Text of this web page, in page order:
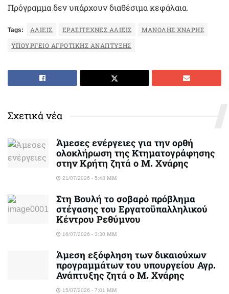
Πρόγραμμα δεν υπάρχουν διαθέσιμα κεφάλαια.
Tags: ΑΛΙΕΊΣ ΕΡΑΣΙΤΕΧΝΕΣ ΑΛΙΕΙΣ ΜΑΝΌΛΗΣ ΧΝΆΡΗΣ
ΥΠΟΥΡΓΕΊΟ ΑΓΡΟΤΙΚΉΣ ΑΝΆΠΤΥΞΗΣ
Σχετικά νέα
Άμεσες ενέργειες για την ορθή
ολοκλήρωση της Κτηματογράφησης
στην Κρήτη ζητά ο Μ. Χνάρης
21/07/2026 - 5:48 ΜΜ
Στη Βουλή το σοβαρό πρόβλημα
στέγασης του Εργατοϋπαλληλικού
Κέντρου Ρεθύμνου
16/07/2026 - 3:30 ΜΜ
Άμεση εξόφληση των δικαιούχων
προγραμμάτων του υπουργείου Αγρ.
Ανάπτυξης ζητά ο Μ. Χνάρης
15/07/2026 - 7:01 ΜΜ